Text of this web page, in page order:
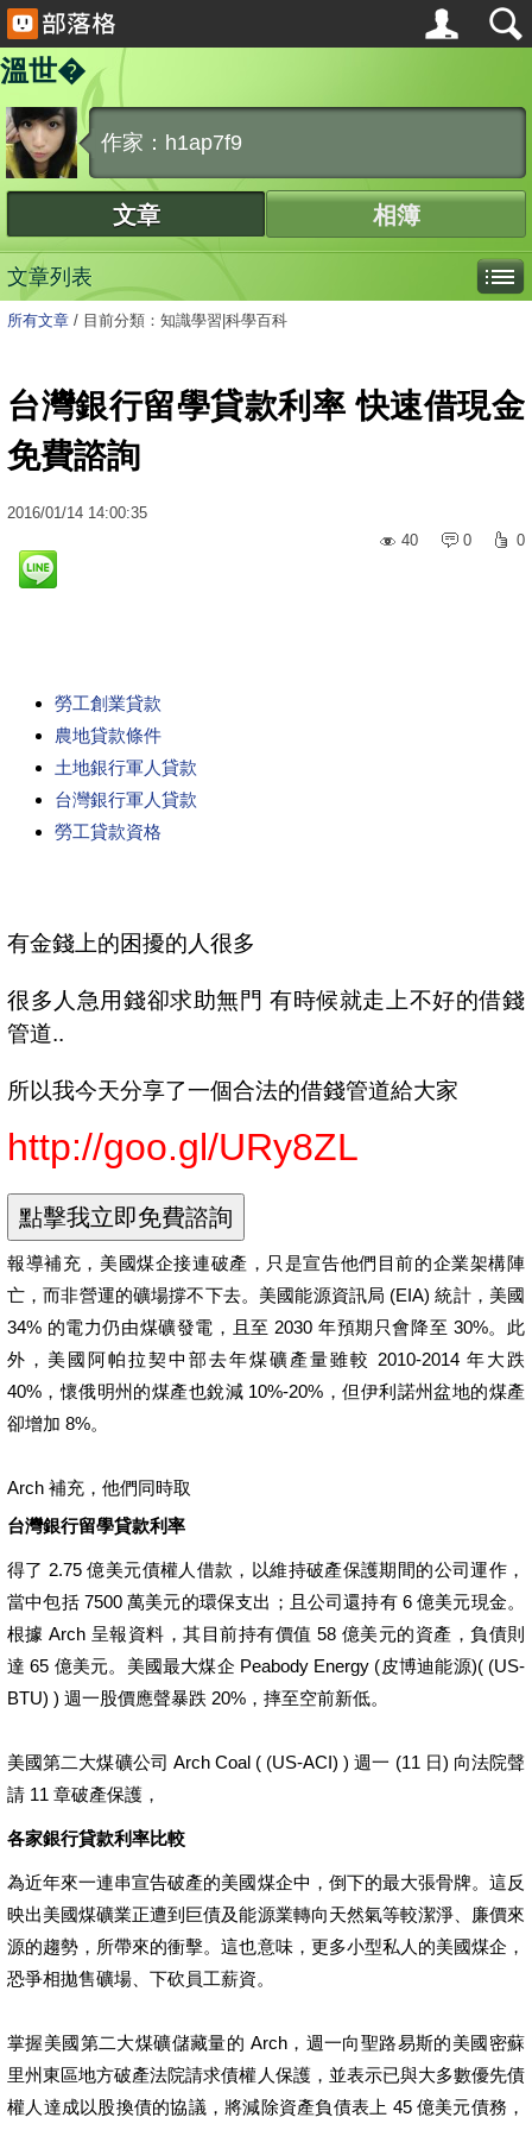
溫世�
作家：h1ap7f9
文章 相簿
文章列表
所有文章 / 目前分類：知識學習|科學百科
台灣銀行留學貸款利率 快速借現金
免費諮詢
2016/01/14 14:00:35
40
0 0
勞工創業貸款
農地貸款條件
土地銀行軍人貸款
台灣銀行軍人貸款
勞工貸款資格
有金錢上的困擾的人很多
很多人急用錢卻求助無門 有時候就走上不好的借錢
管道..
所以我今天分享了一個合法的借錢管道給大家
http://goo.gl/URy8ZL
報導補充，美國煤企接連破產，只是宣告他們目前的企業架構陣
亡，而非營運的礦場撐不下去。美國能源資訊局 (EIA) 統計，美國
34% 的電力仍由煤礦發電，且至 2030 年預期只會降至 30%。此
外，美國阿帕拉契中部去年煤礦產量雖較 2010-2014 年大跌
40%，懷俄明州的煤產也銳減 10%-20%，但伊利諾州盆地的煤產
卻增加 8%。
Arch 補充，他們同時取
台灣銀行留學貸款利率
得了 2.75 億美元債權人借款，以維持破產保護期間的公司運作，
當中包括 7500 萬美元的環保支出；且公司還持有 6 億美元現金。
根據 Arch 呈報資料，其目前持有價值 58 億美元的資產，負債則
達 65 億美元。美國最大煤企 Peabody Energy (皮博迪能源)( (US-
BTU) ) 週一股價應聲暴跌 20%，摔至空前新低。
美國第二大煤礦公司 Arch Coal ( (US-ACI) ) 週一 (11 日) 向法院聲
請 11 章破產保護，
各家銀行貸款利率比較
為近年來一連串宣告破產的美國煤企中，倒下的最大張骨牌。這反
映出美國煤礦業正遭到巨債及能源業轉向天然氣等較潔淨、廉價來
源的趨勢，所帶來的衝擊。這也意味，更多小型私人的美國煤企，
恐爭相拋售礦場、下砍員工薪資。
掌握美國第二大煤礦儲藏量的 Arch，週一向聖路易斯的美國密蘇
里州東區地方破產法院請求債權人保護，並表示已與大多數優先債
權人達成以股換債的協議，將減除資產負債表上 45 億美元債務，